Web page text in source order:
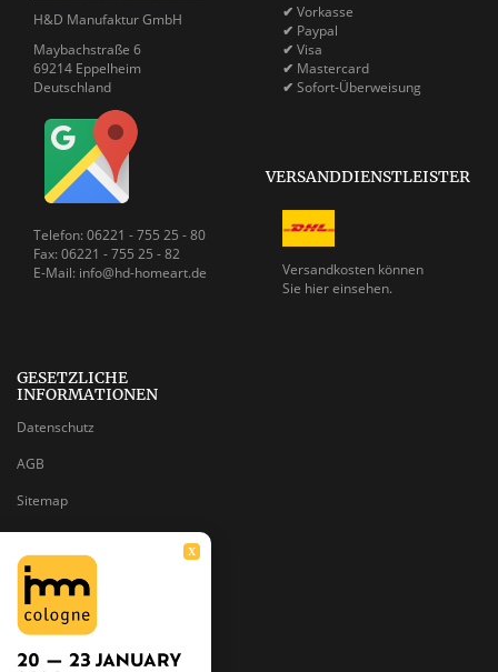
X
H&D Manufaktur GmbH
Maybachstraße 6
69214 Eppelheim
Deutschland
Telefon: 06221 - 755 25 - 80
Fax: 06221 - 755 25 - 82
E-Mail: info@hd-homeart.de
✔ Vorkasse
✔ Paypal
✔ Visa
✔ Mastercard
✔ Sofort-Überweisung
VERSANDDIENSTLEISTER
Versandkosten können
Sie hier einsehen.
GESETZLICHE
INFORMATIONEN
Datenschutz
AGB
Sitemap
Impressum
Batteriegesetzhinweise
Widerrufsrecht